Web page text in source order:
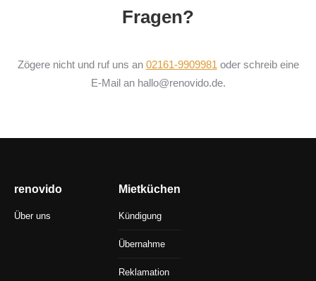
Fragen?
Zögere nicht und ruf uns an 02161-9909981 oder schreib eine
E-Mail an hallo@renovido.de.
renovido
Über uns
Mietküchen
Kündigung
Übernahme
Reklamation